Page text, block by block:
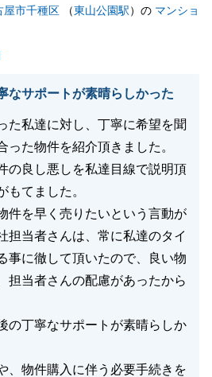
後はお引越しまでスムーズに進
協力があったからこそでござい
思います。
お願い致します。
閉じる
屋市千種区 （東山公園駅）の マンショ
なサポートが素晴らしかった
た私達に対し、丁寧に希望を聞
った物件を紹介頂きました。
の良し悪しを私達目線で説明頂
もてました。
件を早く売りたいという言動が
担当者さんは、常に私達のタイ
事に徹して頂いたので、良い物
担当者さんの配慮があったから
の丁寧なサポートが素晴らしか
、物件購入に伴う必要手続きを